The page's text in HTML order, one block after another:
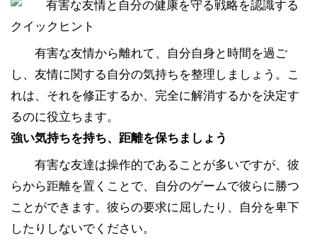
クイックヒント
有害な友情から離れて、自分自身と時間を過ご
し、友情に関する自分の気持ちを整理しましょう。こ
れは、それを修正するか、完全に解消するかを決定す
るのに役立ちます。
強い気持ちを持ち、距離を保ちましょう
有害な友達は操作的であることが多いですが、彼
らから距離を置くことで、自分のゲームで彼らに勝つ
ことができます。彼らの要求に屈したり、自分を卑下
したりしないでください。